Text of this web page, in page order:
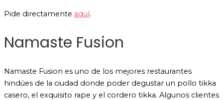
Pide directamente aquí.
Namaste Fusion
Namaste Fusion es uno de los mejores restaurantes
hindúes de la ciudad donde poder degustar un pollo tikka
casero, el exquisito rape y el cordero tikka. Algunos clientes